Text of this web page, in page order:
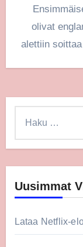
olivat
alettiin
Uusimmat
Lataa Netflix-